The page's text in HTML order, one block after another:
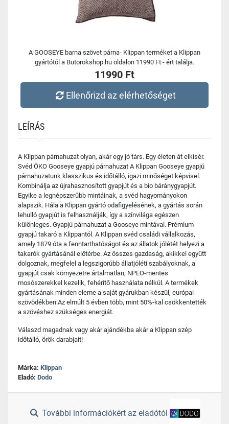
A GOOSEYE barna szövet párna- Klippan terméket a Klippan
gyártótól a Butorokshop.hu oldalon 11990 Ft - ért találja.
11990 Ft
Ellenőrizd az elérhetőséget
LEÍRÁS
A Klippan párnahuzat olyan, akár egy jó társ. Egy életen át elkísér.
Svéd ÖKO Gooseye gyapjú párnahuzat A Klippan Gooseye gyapjú
párnahuzatunk klasszikus és időtálló, igazi minőséget képvisel.
Kombinálja az újrahasznosított gyapjút és a bio báránygyapjút.
Egyike a legnépszerűbb mintáinak, a svéd hagyományokon
alapszik. Hála a Klippan gyártó odafigyelésének, a gyártás során
lehulló gyapjút is felhasználják, így a színvilága egészen
különleges. Gyapjú párnahuzat a Gooseye mintával. Prémium
gyapjú takaró a Klippantól. A Klippan svéd családi vállalkozás,
amely 1879 óta a fenntarthatóságot és az állatok jólétét helyezi a
takarók gyártásánál előtérbe. Az összes gazdaság, akikkel együtt
dolgoznak, megfelel a legszigorúbb állatjóléti szabályoknak, a
gyapjút csak környezetre ártalmatlan, NPEO-mentes
mosószerekkel kezelik, fehérítő használata nélkül. A termékek
gyártásának minden eleme a saját gyárukban készül, európai
szövödékben.Az elmúlt 5 évben több, mint 50%-kal csökkentették
a szövéshez szükséges energiát.
Válaszd magadnak vagy akár ajándékba akár a Klippan szép
időtálló, örök darabjait!
Márka: Klippan
Eladó: Dodo
További információkért az eladótól